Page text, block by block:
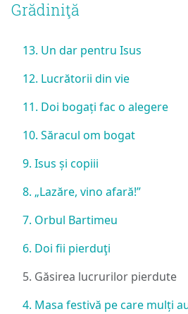
Grădiniţă
13. Un dar pentru Isus
12. Lucrătorii din vie
11. Doi bogați fac o alegere
10. Săracul om bogat
9. Isus și copiii
8. „Lazăre, vino afară!”
7. Orbul Bartimeu
6. Doi fii pierduţi
5. Găsirea lucrurilor pierdute
4. Masa festivă pe care mulți